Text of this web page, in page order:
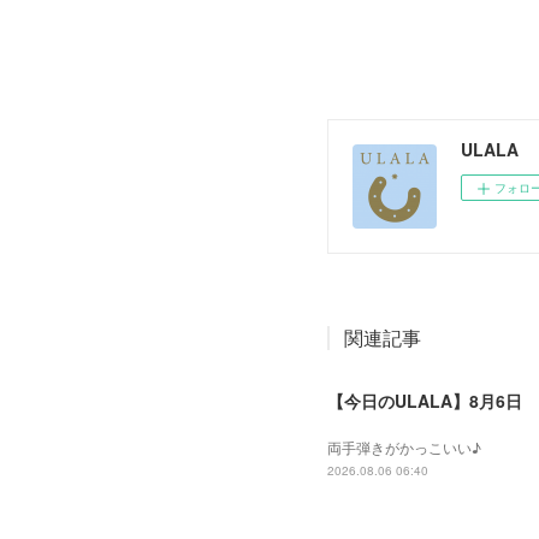
ULALA
フォロ
関連記事
【今日のULALA】8月6日
両手弾きがかっこいい♪
2026.08.06 06:40